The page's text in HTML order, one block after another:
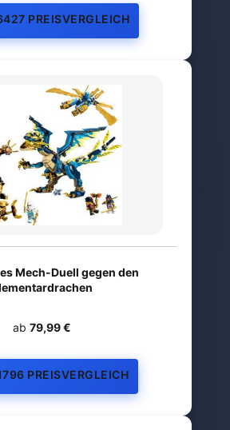
PREISVERGLEICH
Mech-Duell gegen den
ab 79,99 €
PREISVERGLEICH